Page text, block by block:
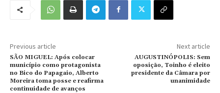
Previous article
SÃO MIGUEL: Após colocar
município como protagonista
no Bico do Papagaio, Alberto
Moreira toma posse e reafirma
continuidade de avanços
Next article
AUGUSTINÓPOLIS: Sem
oposição, Toinho é eleito
presidente da Câmara por
unanimidade